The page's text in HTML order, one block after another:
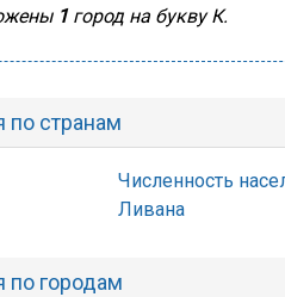
1город на букву К.
по странам
Численность
Ливана
по городам